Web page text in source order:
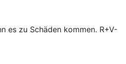
es zu Schäden kommen. R+V-